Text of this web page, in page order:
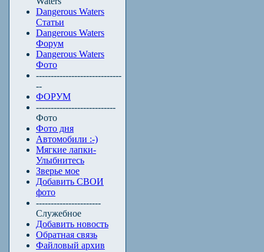
Dangerous Waters
Статьи
Dangerous Waters
Форум
Dangerous Waters
Фото
-----------------------------
--
ФОРУМ
---------------------------
Фото
Фото дня
Автомобили :-)
Мягкие лапки-
Улыбнитесь
Зверье мое
Добавить СВОИ
фото
----------------------
Служебное
Добавить новость
Обратная связь
Файловый архив